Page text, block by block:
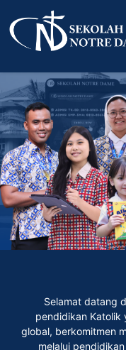
Selamat datang
pendidikan Katolik
global, berkomitmen
melalui